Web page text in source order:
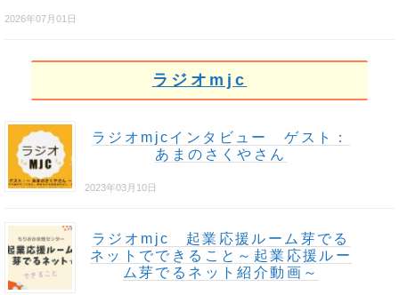
2026年07月01日
ラジオmjc
ラジオmjcインタビュー ゲスト：
あまのさくやさん
2023年03月10日
ラジオmjc 起業応援ルーム芽でる
ネットでできること～起業応援ルー
ム芽でるネット紹介動画～